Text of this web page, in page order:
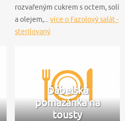
rozvařeným cukrem s octem, solí
a olejem,... více o Fazolový salát -
sterilovaný
Ďábelská
pomazánka na
tousty